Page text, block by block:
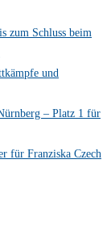
zum Schluss beim
und
– Platz 1 für
für Franziska Czech